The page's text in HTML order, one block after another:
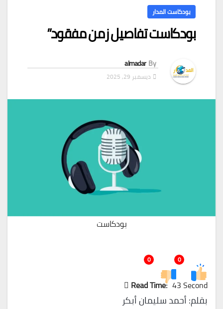
بودكاست المدار
بودكاست تفاصيل زمن مفقود”
By
almadar
ديسمبر 29, 2025
بودكاست
0
0
Read Time: 43 Second
بقلم: أحمد سليمان أبكر